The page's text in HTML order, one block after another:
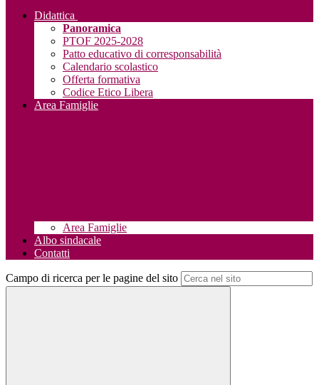
Didattica
Panoramica
PTOF 2025-2028
Patto educativo di corresponsabilità
Calendario scolastico
Offerta formativa
Codice Etico Libera
Area Famiglie
Area Famiglie
Albo sindacale
Contatti
Campo di ricerca per le pagine del sito